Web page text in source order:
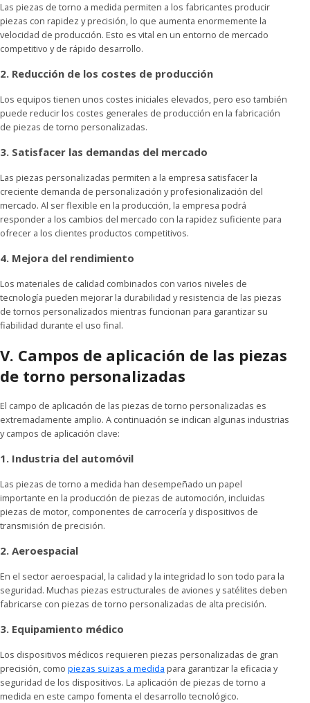
Las piezas de torno a medida permiten a los fabricantes producir
piezas con rapidez y precisión, lo que aumenta enormemente la
velocidad de producción. Esto es vital en un entorno de mercado
competitivo y de rápido desarrollo.
2. Reducción de los costes de producción
Los equipos tienen unos costes iniciales elevados, pero eso también
puede reducir los costes generales de producción en la fabricación
de piezas de torno personalizadas.
3. Satisfacer las demandas del mercado
Las piezas personalizadas permiten a la empresa satisfacer la
creciente demanda de personalización y profesionalización del
mercado. Al ser flexible en la producción, la empresa podrá
responder a los cambios del mercado con la rapidez suficiente para
ofrecer a los clientes productos competitivos.
4. Mejora del rendimiento
Los materiales de calidad combinados con varios niveles de
tecnología pueden mejorar la durabilidad y resistencia de las piezas
de tornos personalizados mientras funcionan para garantizar su
fiabilidad durante el uso final.
V. Campos de aplicación de las piezas
de torno personalizadas
El campo de aplicación de las piezas de torno personalizadas es
extremadamente amplio. A continuación se indican algunas industrias
y campos de aplicación clave:
1. Industria del automóvil
Las piezas de torno a medida han desempeñado un papel
importante en la producción de piezas de automoción, incluidas
piezas de motor, componentes de carrocería y dispositivos de
transmisión de precisión.
2. Aeroespacial
En el sector aeroespacial, la calidad y la integridad lo son todo para la
seguridad. Muchas piezas estructurales de aviones y satélites deben
fabricarse con piezas de torno personalizadas de alta precisión.
3. Equipamiento médico
Los dispositivos médicos requieren piezas personalizadas de gran
precisión, como piezas suizas a medida para garantizar la eficacia y
seguridad de los dispositivos. La aplicación de piezas de torno a
medida en este campo fomenta el desarrollo tecnológico.